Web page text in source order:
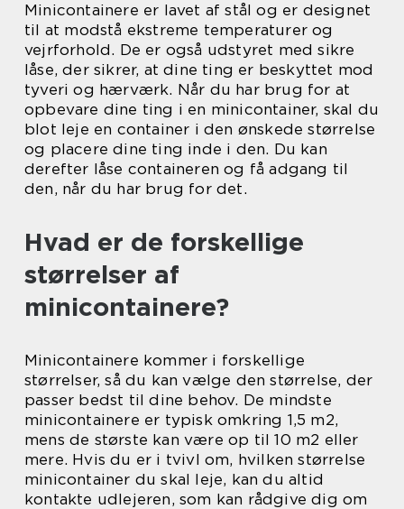
Minicontainere er lavet af stål og er designet
til at modstå ekstreme temperaturer og
vejrforhold. De er også udstyret med sikre
låse, der sikrer, at dine ting er beskyttet mod
tyveri og hærværk. Når du har brug for at
opbevare dine ting i en minicontainer, skal du
blot leje en container i den ønskede størrelse
og placere dine ting inde i den. Du kan
derefter låse containeren og få adgang til
den, når du har brug for det.
Hvad er de forskellige
størrelser af
minicontainere?
Minicontainere kommer i forskellige
størrelser, så du kan vælge den størrelse, der
passer bedst til dine behov. De mindste
minicontainere er typisk omkring 1,5 m2,
mens de største kan være op til 10 m2 eller
mere. Hvis du er i tvivl om, hvilken størrelse
minicontainer du skal leje, kan du altid
kontakte udlejeren, som kan rådgive dig om